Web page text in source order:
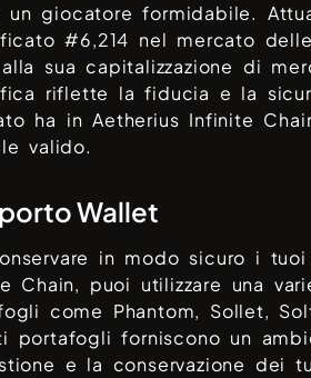
un giocatore formidabile.
#6,214 nel mercato
sua capitalizzazione di
riflette la fiducia e la
ha inAetherius Infinite
valido.
Wallet
in modo sicuro i
Chain, puoi utilizzare una
come Phantom, Sollet,
portafogli forniscono un
e la conservazione dei